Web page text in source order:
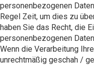
personenbezogenen
Regel Zeit, um dies zu
haben Sie das Recht, die
personenbezogenen
Wenn die Verarbeitung
unrechtmäßig geschah /